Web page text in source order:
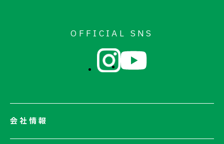
伊万里アスコンJV 大分センターアスコンJV
OFFICIAL SNS
会社情報